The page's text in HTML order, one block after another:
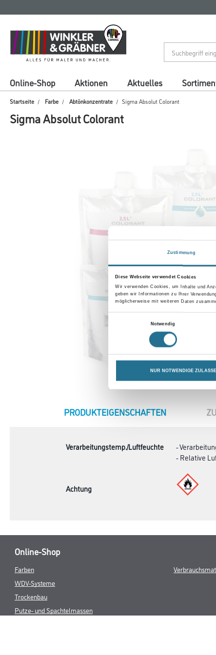
Zustimmung
Diese Webseite verwendet Cookies
Wir verwenden Cookies, um Inhalte und
geben wir Informationen zu Ihrer
möglicherweise mit weiteren Daten
Notwendig
NUR NOTWENDIGE
springen
springen
Online-Shop Aktionen Aktuelles
Startseite Farbe Abtönkonzentrate Sigma Absolut Colorant
Sigma Absolut Colorant
CURRENT
PRODUKTEIGENSCHAFTEN
Verarbeitungstemp./Luftfeuchte
-
- Relative
Achtung
Online-Shop
Farben
WDV-Systeme
Trockenbau
Putze- und Spachtelmassen